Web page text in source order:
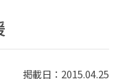
掲載日：2015.04.25